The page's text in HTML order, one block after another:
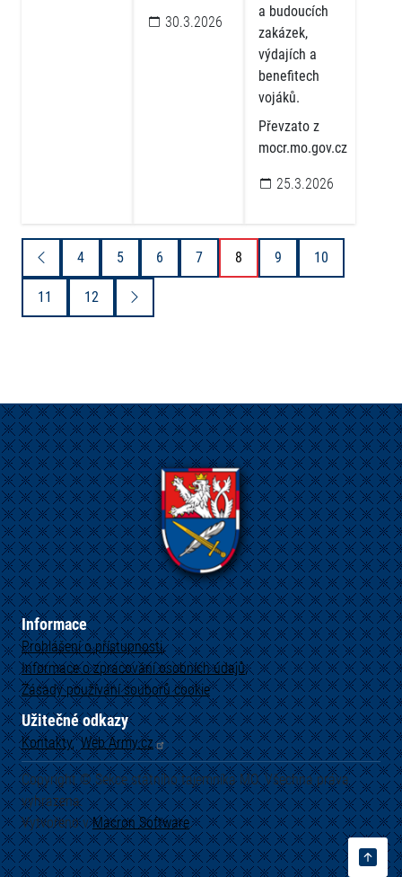
30.3.2026
a budoucích
zakázek,
výdajích a
benefitech
vojáků.
Převzato z
mocr.mo.gov.cz
25.3.2026
4 5 6 7 8 9 10
11 12
Informace
Prohlášení o přístupnosti
Informace o zpracování osobních údajů
Zásady používání souborů cookie
Užitečné odkazy
Kontakty WebArmy.cz
Copyright © Sekce státního tajemníka MO. Všechna práva
vyhrazena.
Vytvořeno vMacron Software.